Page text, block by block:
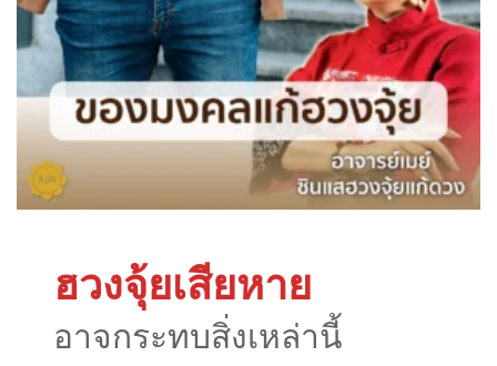
ฮวงจุ้ยเสียหาย
อาจกระทบสิ่งเหล่านี้